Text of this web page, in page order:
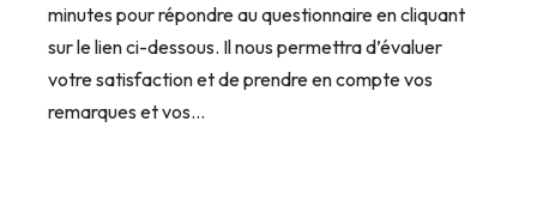
minutes pour répondre au questionnaire en cliquant
sur le lien ci-dessous. Il nous permettra d’évaluer
votre satisfaction et de prendre en compte vos
remarques et vos…